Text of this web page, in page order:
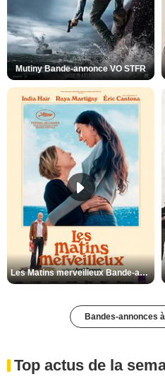
Mutiny Bande-annonce VO STFR
Les Matins merveilleux Bande-annonce VF
Bandes-annonces
Top actus de la